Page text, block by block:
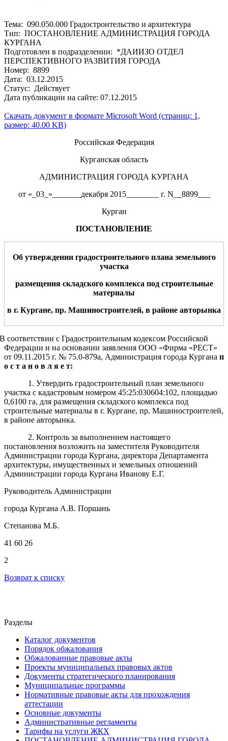
Тема: 090.050.000 Градостроительство и архитектура
Тип: ПОСТАНОВЛЕНИЕ АДМИНИСТРАЦИЯ ГОРОДА
КУРГАНА
Подготовлен в подразделении: *ДАИИЗО ОТДЕЛ
ПЕРСПЕКТИВНОГО РАЗВИТИЯ ГОРОДА
Номер: 8899
Дата: 03.12.2015
Статус: Действует
Дата публикации на сайте: 07.12.2015
Скачать документ в формате Microsoft Word (страниц: 1,
размер: 40.00 KB)
Российская Федерация
Курганская область
АДМИНИСТРАЦИЯ ГОРОДА КУРГАНА
от «_03_»_______декабря 2015________ г. N__8899___
Курган
ПОСТАНОВЛЕНИЕ
Об утверждении градостроительного плана земельного
участка
размещения складского комплекса под строительные
материалы
в г. Кургане, пр. Машиностроителей, в районе авторынка
соответствии с Градостроительным кодексом Российской
Федерации и на основании заявления ООО «Фирма «РЕСТ»
от 09.11.2015 г. № 75.0-879а, Администрация города Кургана п
о с т а н о в л я е т:
1. Утвердить градостроительный план земельного
участка с кадастровым номером 45:25:030604:102, площадью
0,6100 га, для размещения складского комплекса под
строительные материалы в г. Кургане, пр. Машиностроителей,
в районе авторынка.
2. Контроль за выполнением настоящего
постановления возложить на заместителя Руководителя
Администрации города Кургана, директора Департамента
архитектуры, имущественных и земельных отношений
Администрации города Кургана Иванову Е.Г.
Руководитель Администрации
города Кургана А.В. Поршань
Степанова М.Б.
41 60 26
2
Возврат к списку
Разделы
Каталог документов
Порядок обжалования
Обжалованные правовые акты
Проекты муниципальных правовых актов
Документы стратегического планирования
Муниципальные программы
Нормативные правовые акты для прохождения
аттестации
Основные документы
Административные регламенты
Тарифы на услуги ЖКХ